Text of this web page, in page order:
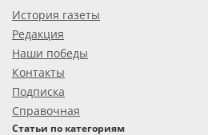
История газеты
Редакция
Наши победы
Контакты
Подписка
Справочная
Статьи по категориям